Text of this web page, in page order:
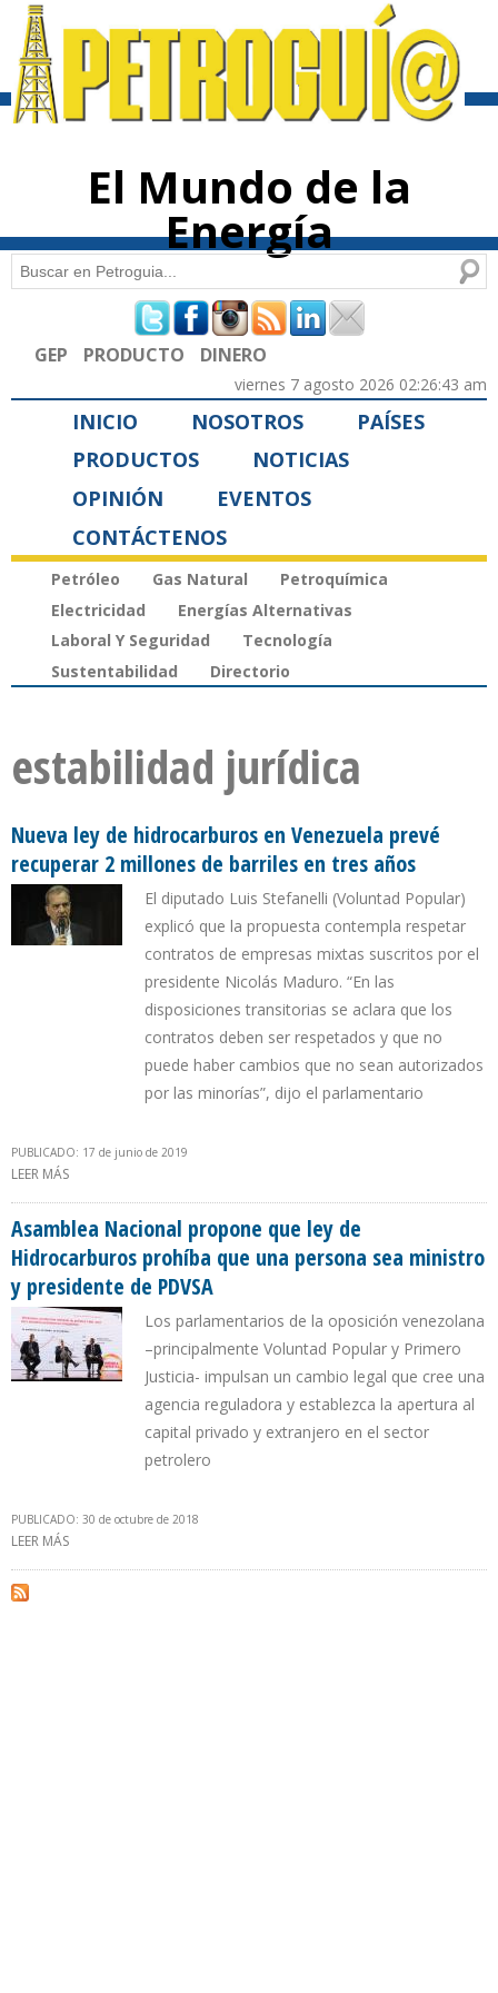
contenido
El Mundo de la
Energía
Formulario de búsqueda
Buscar
GEP PRODUCTO DINERO
viernes 7 agosto 2026 02:26:43 am
INICIO NOSOTROS
PAÍSES
PRODUCTOS
NOTICIAS
OPINIÓN
EVENTOS
CONTÁCTENOS
Petróleo Gas Natural
Petroquímica
Electricidad
Energías Alternativas
Laboral Y Seguridad
Tecnología
Sustentabilidad
Directorio
estabilidad jurídica
Nueva ley de hidrocarburos en Venezuela prevé
recuperar 2 millones de barriles en tres años
El diputado Luis Stefanelli (Voluntad Popular)
explicó que la propuesta contempla respetar
contratos de empresas mixtas suscritos por el
presidente Nicolás Maduro. “En las
disposiciones transitorias se aclara que los
contratos deben ser respetados y que no
puede haber cambios que no sean autorizados
por las minorías”, dijo el parlamentario
PUBLICADO: 17 de junio de 2019
LEER MÁS
Asamblea Nacional propone que ley de
Hidrocarburos prohíba que una persona sea ministro
y presidente de PDVSA
Los parlamentarios de la oposición venezolana
–principalmente Voluntad Popular y Primero
Justicia- impulsan un cambio legal que cree una
agencia reguladora y establezca la apertura al
capital privado y extranjero en el sector
petrolero
PUBLICADO: 30 de octubre de 2018
LEER MÁS